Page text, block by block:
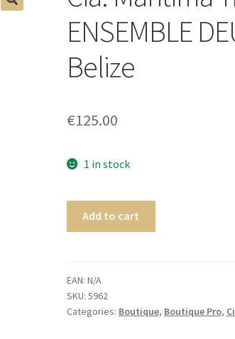
ENSEMBLE
Belize
€125.00
1 in stock
Add to cart
EAN: N/A
SKU: 5962
Categories: Boutique, Boutique Pro,